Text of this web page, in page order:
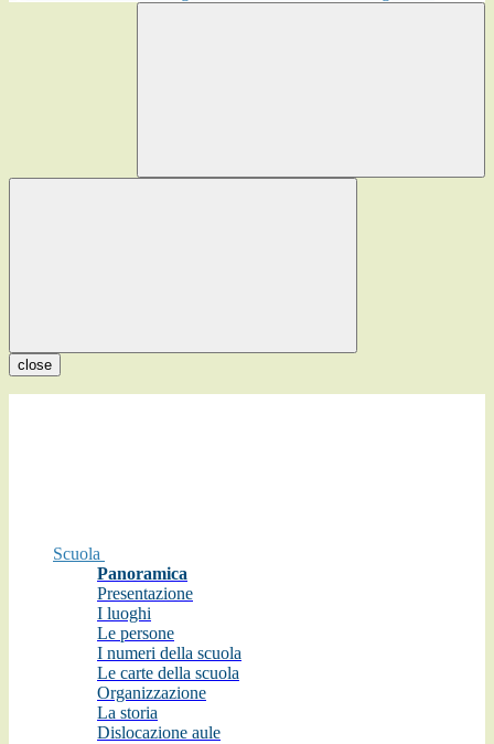
close
Scuola
Panoramica
Presentazione
I luoghi
Le persone
I numeri della scuola
Le carte della scuola
Organizzazione
La storia
Dislocazione aule